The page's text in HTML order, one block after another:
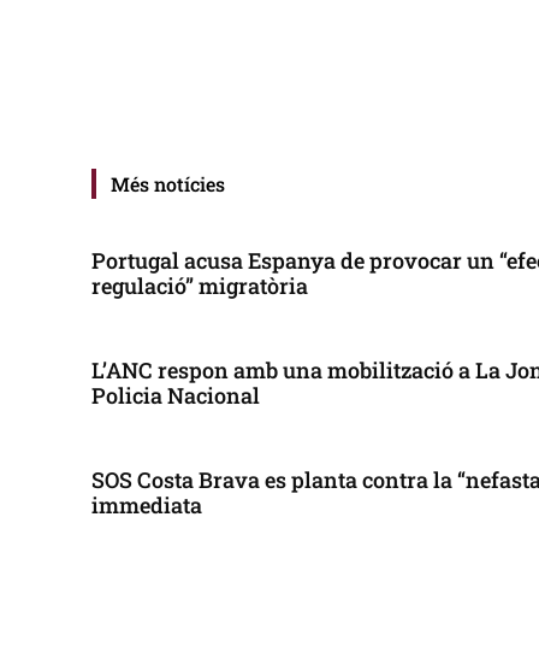
Més notícies
Portugal acusa Espanya de provocar un
regulació” migratòria
L’ANC respon amb una mobilització a La
Policia Nacional
SOS Costa Brava es planta contra la
immediata